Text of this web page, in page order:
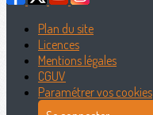
Plan du site
Licences
Mentions légales
CGUV
Paramétrer vos cookies